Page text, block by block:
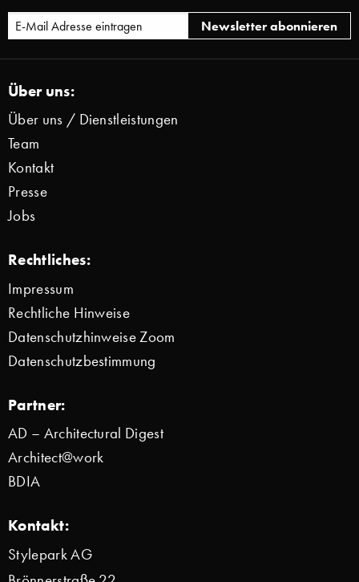
Über uns:
Über uns / Dienstleistungen
Team
Kontakt
Presse
Jobs
Rechtliches:
Impressum
Rechtliche Hinweise
Datenschutzhinweise Zoom
Datenschutzbestimmung
Partner:
AD – Architectural Digest
Architect@work
BDIA
Kontakt:
Stylepark AG